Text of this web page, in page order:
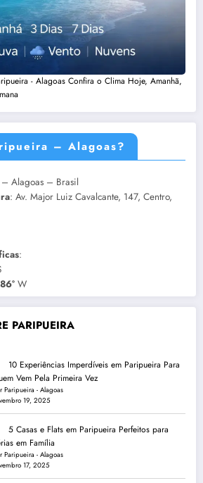
- Alagoas Confira o Clima Hoje, Amanhã,
– Alagoas?
Alagoas – Brasil
: Av. Major Luiz Cavalcante, 147, Centro,
:
W
PARIPUEIRA
10 Experiências Imperdíveis em Paripueira Para
Vem Pela Primeira Vez
Paripueira - Alagoas
19, 2025
5 Casas e Flats em Paripueira Perfeitos para
em Família
Paripueira - Alagoas
17, 2025